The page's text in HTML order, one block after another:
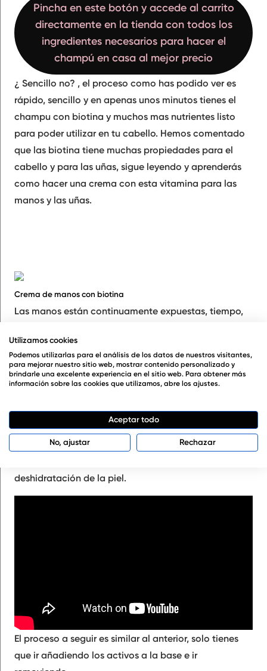
Pincha en este botón y accede al carrito
directamente en la tienda con todos los
ingredientes necesarios para hacer el
champú en casa al mejor precio
¿ Sencillo no? , el proceso como has podido ver es
rápido, sencillo y en apenas unos minutos tienes el
champu con biotina y muchos mas nutrientes listo
para poder utilizar en tu cabello. Hemos comentado
que las biotina tiene muchas propiedades para el
cabello y para las uñas, sigue leyendo y aprenderás
como hacer una crema con esta vitamina para las
manos y las uñas.
Crema de manos con biotina
Las manos están continuamente expuestas, tiempo,
año debemos de cuidarlas para mantenerlas
hidratadas. Las uñas no debemos olvidarlas ya que la
falta de nutrientes, vitaminas y/o proteínas hace que
rompan con facilidad. En una crema hidratante ligera
elaborada con una base hemos añadidobiotina para
fortalecer las uñas, aceite de babasu nutritivo y
deshidratación de la piel.
El proceso a seguir es similar al anterior, solo tienes
que ir añadiendo los activos a la base e ir
Utilizamos cookies
Podemos utilizarlas para el análisis de los datos de nuestros visitantes,
para mejorar nuestro sitio web, mostrar contenido personalizado y
brindarle una excelente experiencia en el sitio web. Para obtener más
información sobre las cookies que utilizamos, abre los ajustes.
Aceptar todo
No, ajustar Rechazar